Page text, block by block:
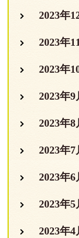
2023年
2023年
2023年
2023年9
2023年8
2023年7
2023年6
2023年5
2023年4